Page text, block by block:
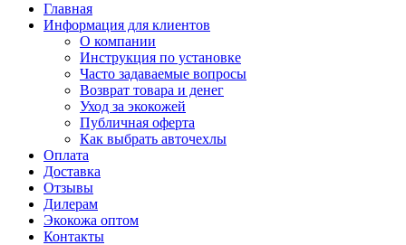
Главная
Информация для клиентов
О компании
Инструкция по установке
Часто задаваемые вопросы
Возврат товара и денег
Уход за экокожей
Публичная оферта
Как выбрать авточехлы
Оплата
Доставка
Отзывы
Дилерам
Экокожа оптом
Контакты